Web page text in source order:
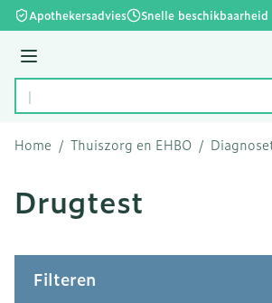
Ga naar de inhoud
Apothekersadvies Snelle beschikbaarheid
Menu
Product, merk, categorie...
Home / Thuiszorg en EHBO /
Drugtest
Filteren